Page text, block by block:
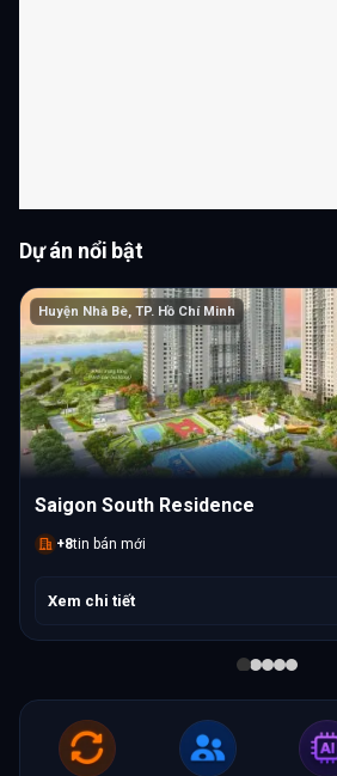
Dự án nổi bật
Huyện Nhà Bè, TP. Hồ Chí Minh
Saigon South Residence
+8tin bán mới
Xem chi tiết